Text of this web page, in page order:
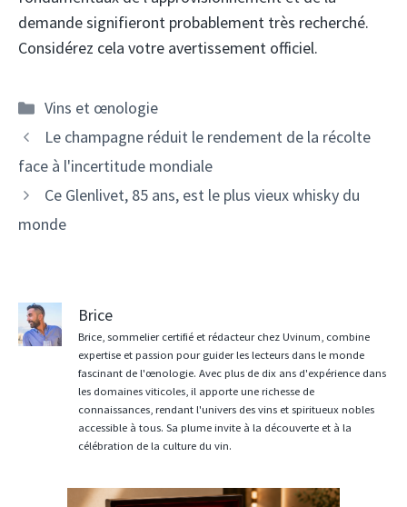
demande signifieront probablement très recherché.
Considérez cela votre avertissement officiel.
Catégories
Vins et œnologie
Navigation
des
Le champagne réduit le rendement de la récolte
face à l'incertitude mondiale
Ce Glenlivet, 85 ans, est le plus vieux whisky du
monde
Brice
Brice, sommelier certifié et rédacteur chez Uvinum, combine
expertise et passion pour guider les lecteurs dans le monde
fascinant de l'œnologie. Avec plus de dix ans d'expérience dans
les domaines viticoles, il apporte une richesse de
connaissances, rendant l'univers des vins et spiritueux nobles
accessible à tous. Sa plume invite à la découverte et à la
célébration de la culture du vin.